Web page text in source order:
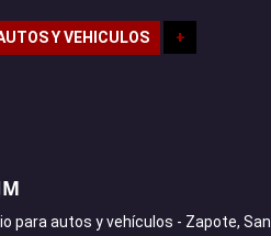
Y VEHICULOS +
para autos y vehículos - Zapote, San